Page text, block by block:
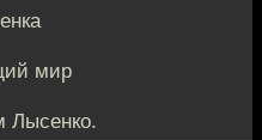
мир
Лысенко.